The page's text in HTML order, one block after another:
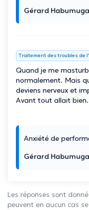
Gérard
Traitement des troubles de
Quand je me
normalement. Mais
deviens nerveux et
Avant tout allait
Anxiété de
Gérard
Les réponses sont
peuvent en aucun cas